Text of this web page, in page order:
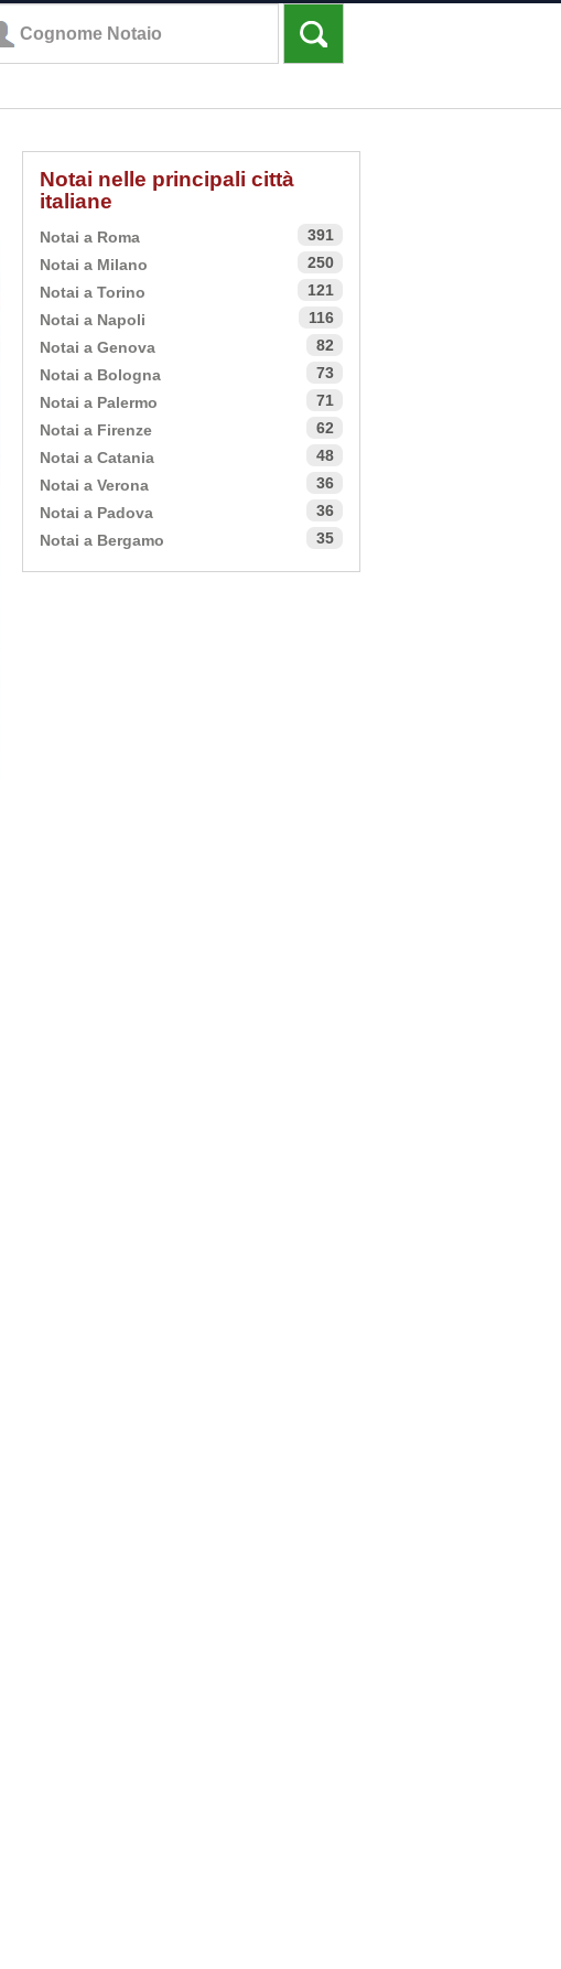
Notai nelle principali città
italiane
Notai a Roma
391
Notai a Milano
250
Notai a Torino
121
Notai a Napoli
116
Notai a Genova
82
Notai a Bologna
73
Notai a Palermo
71
Notai a Firenze
62
Notai a Catania
48
Notai a Verona
36
Notai a Padova
36
Notai a Bergamo
35